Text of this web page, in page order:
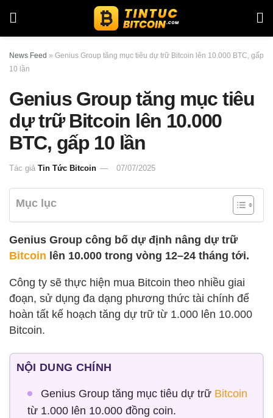
News Feed » Genius Group tăng mục tiêu dự trữ Bitcoin lên 10.000 BTC, gấp
10 lần
Genius Group tăng mục tiêu
dự trữ Bitcoin lên 10.000
BTC, gấp 10 lần
Tác giả Tin Tức Bitcoin 07/07/2025
Mục lục
Genius Group công bố dự định nâng dự trữ
Bitcoin lên 10.000 trong vòng 12–24 tháng tới.
Công ty sẽ thực hiện mua Bitcoin theo nhiều giai
đoạn, sử dụng đa dạng phương thức tài chính để
hoàn tất kế hoạch tăng dự trữ từ 1.000 lên 10.000
Bitcoin.
NỘI DUNG CHÍNH
Genius Group tăng mục tiêu dự trữ Bitcoin
từ 1.000 lên 10.000 đồng coin.